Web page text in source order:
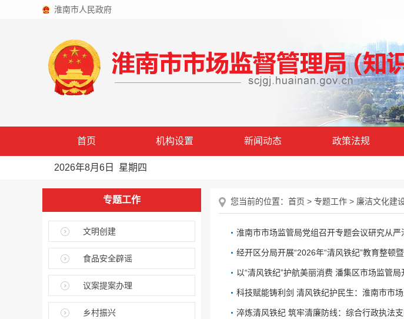
淮南市人民政府
首页 机构设置 新闻动态 政策法规
2026年8月6日 星期四
专题工作
文明创建
食品安全辟谣
议案提案办理
乡村振兴
您当前的位置： 首页 > 专题工作 > 廉洁文化建
淮南市市场监管局党组召开专题会议研究从严
经开区分局开展“2026年“清风铁纪”教育整顿
以“清风铁纪”护航美丽消费 潘集区市场监管
科技赋能铸利剑 清风铁纪护民生：淮南市市
淬炼清风铁纪 筑牢清廉防线：综合行政执法